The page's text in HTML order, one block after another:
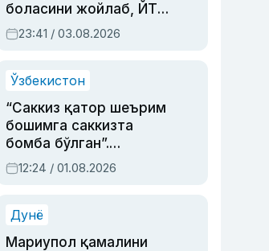
боласини жойлаб, ЙТҲ
содир этган аёлга суд
ҳукми ўқилди
23:41 / 03.08.2026
Ўзбекистон
“Саккиз қатор шеърим
бошимга саккизта
бомба бўлган”.
Абдулла Ориповни
сиёсий айбловлардан
12:24 / 01.08.2026
Дунё
Мариупол қамалини